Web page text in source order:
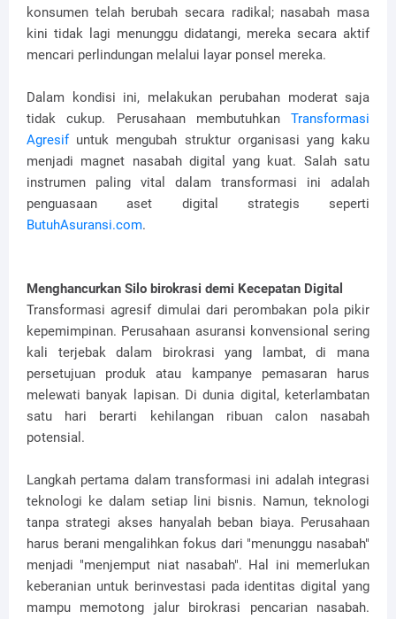
konsumen telah berubah secara radikal; nasabah masa
kini tidak lagi menunggu didatangi, mereka secara aktif
mencari perlindungan melalui layar ponsel mereka.
Dalam kondisi ini, melakukan perubahan moderat saja
tidak cukup. Perusahaan membutuhkan Transformasi
Agresifuntuk mengubah struktur organisasi yang kaku
menjadi magnet nasabah digital yang kuat. Salah satu
instrumen paling vital dalam transformasi ini adalah
penguasaan aset digital strategis seperti
ButuhAsuransi.com.
Menghancurkan Silo birokrasi demi Kecepatan Digital
Transformasi agresif dimulai dari perombakan pola pikir
kepemimpinan. Perusahaan asuransi konvensional sering
kali terjebak dalam birokrasi yang lambat, di mana
persetujuan produk atau kampanye pemasaran harus
melewati banyak lapisan. Di dunia digital, keterlambatan
satu hari berarti kehilangan ribuan calon nasabah
potensial.
Langkah pertama dalam transformasi ini adalah integrasi
teknologi ke dalam setiap lini bisnis. Namun, teknologi
tanpa strategi akses hanyalah beban biaya. Perusahaan
harus berani mengalihkan fokus dari "menunggu nasabah"
menjadi "menjemput niat nasabah". Hal ini memerlukan
keberanian untuk berinvestasi pada identitas digital yang
mampu memotong jalur birokrasi pencarian nasabah.